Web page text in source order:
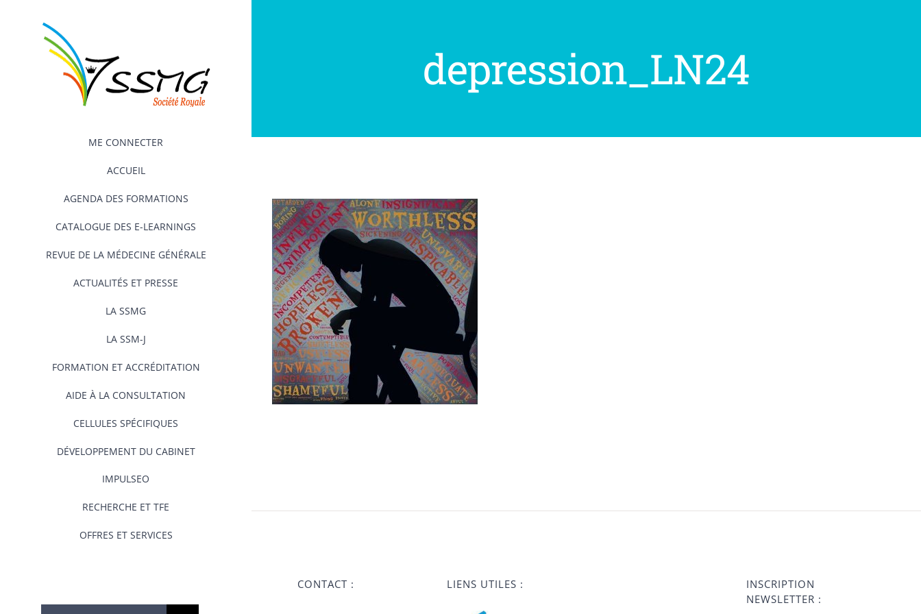
ME CONNECTER
ACCUEIL
AGENDA DES FORMATIONS
CATALOGUE DES E-LEARNINGS
REVUE DE LA MÉDECINE GÉNÉRALE
ACTUALITÉS ET PRESSE
LA SSMG
LA SSM-J
FORMATION ET ACCRÉDITATION
AIDE À LA CONSULTATION
CELLULES SPÉCIFIQUES
DÉVELOPPEMENT DU CABINET
IMPULSEO
RECHERCHE ET TFE
OFFRES ET SERVICES
depression_LN24
CONTACT : LIENS UTILES :
INSCRIPTION
NEWSLETTER :